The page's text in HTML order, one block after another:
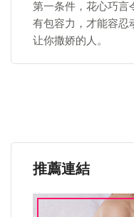
第一条件，花心巧言
有包容力，才能容忍
让你撒娇的人。
推薦連結